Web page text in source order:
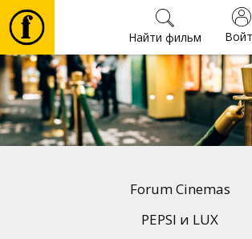
Найти фильм
Фильмы
Билеты
Мероприятия
Forum Cinemas
PEPSI и LUX